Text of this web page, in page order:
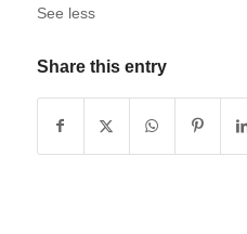
See less
Share this entry